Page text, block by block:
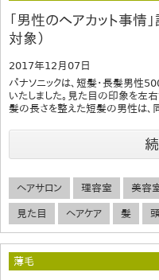
「男性のヘアカット事情
対象）
2017年12月07日
パナソニックは、短髪・長髪男性
いたしました。見た目の印象を左
髪の長さを整えた短髪の男性は、
ヘアサロン 理容室 美容
見た目 ヘアケア 髪
薄毛